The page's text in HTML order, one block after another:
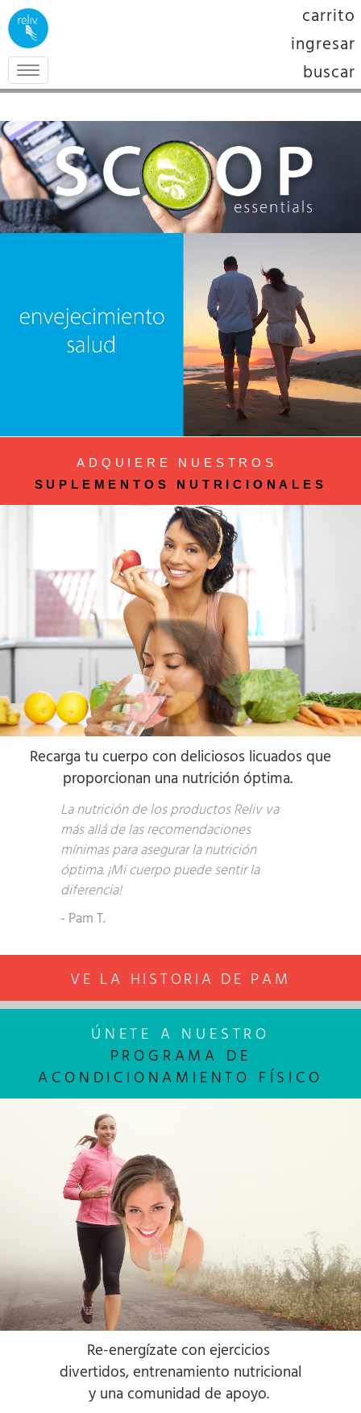
carrito
ingresar
buscar
Toggle
navigation
ADQUIERE NUESTROS
SUPLEMENTOS NUTRICIONALES
Recargatu cuerpo con deliciosos licuados que
proporcionan una nutrición óptima.
La nutrición de los productos Reliv va
más allá de las recomendaciones
mínimas para asegurar la nutrición
óptima. ¡Mi cuerpo puede sentir la
diferencia!
- Pam T.
VE LA HISTORIA DE PAM
ÚNETE A NUESTRO
PROGRAMA DE
ACONDICIONAMIENTO FÍSICO
Re-energízate conejercicios
divertidos,entrenamiento nutricional
y una comunidad de apoyo.